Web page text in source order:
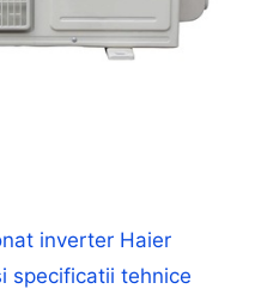
inverter Haier
specificatii tehnice